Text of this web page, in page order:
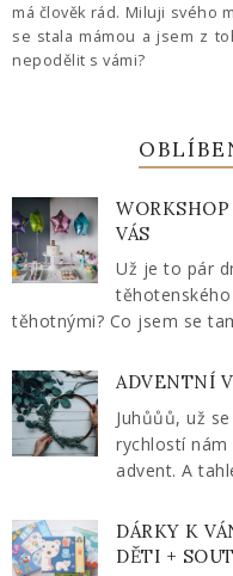
má člověk rád. Miluji svého
se stala mámou a jsem z
nepodělit s vámi?
VÁS
Už je to pár
těhotnými? Co jsem se
ADVENTNÍ
Juhůůů, už
rychlostí nám
advent. A
DÁRKY K
DĚTI +